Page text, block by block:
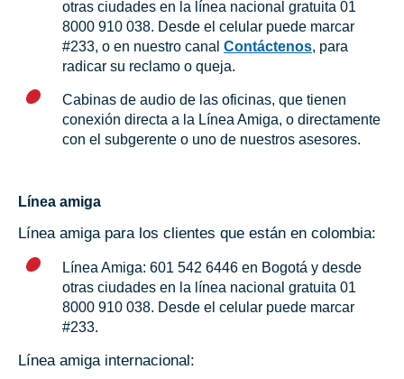
otras ciudades en la línea nacional gratuita 01
8000 910 038. Desde el celular puede marcar
#233, o en nuestro canal Contáctenos, para
radicar su reclamo o queja.
Cabinas de audio de las oficinas, que tienen
conexión directa a la Línea Amiga, o directamente
con el subgerente o uno de nuestros asesores.
Línea amiga
Línea amiga para los clientes que están en colombia:
Línea Amiga: 601 542 6446 en Bogotá y desde
otras ciudades en la línea nacional gratuita 01
8000 910 038. Desde el celular puede marcar
#233.
Línea amiga internacional: